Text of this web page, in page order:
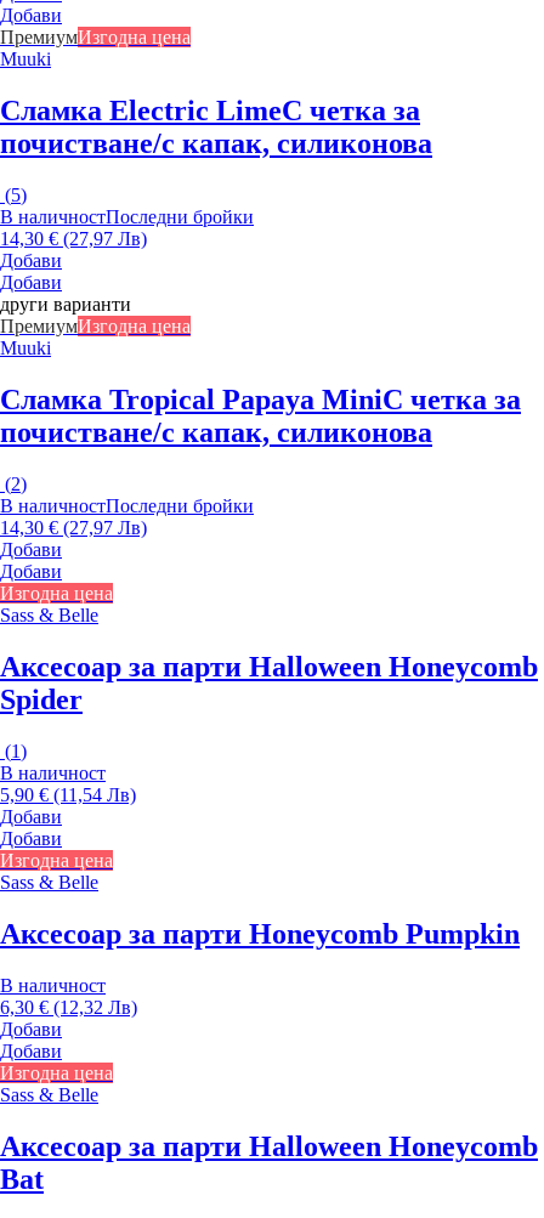
Добави
ПремиумИзгодна цена
Muuki
Сламка Electric LimeС четка за
почистване/с капак, силиконова
(5)
В наличностПоследни бройки
14,30 € (27,97 Лв)
Добави
Добави
други варианти
ПремиумИзгодна цена
Muuki
Сламка Tropical Papaya MiniС четка за
почистване/с капак, силиконова
(2)
В наличностПоследни бройки
14,30 € (27,97 Лв)
Добави
Добави
Изгодна цена
Sass & Belle
Аксесоар за парти Halloween Honeycomb
Spider
(1)
В наличност
5,90 € (11,54 Лв)
Добави
Добави
Изгодна цена
Sass & Belle
Аксесоар за парти Honeycomb Pumpkin
В наличност
6,30 € (12,32 Лв)
Добави
Добави
Изгодна цена
Sass & Belle
Аксесоар за парти Halloween Honeycomb
Bat